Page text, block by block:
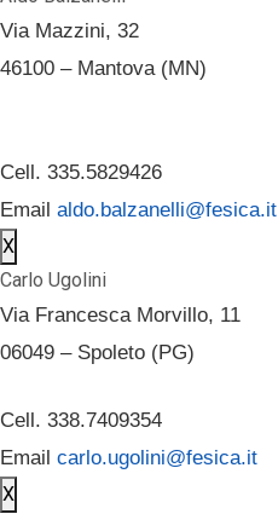
Via Mazzini, 32
46100 – Mantova (MN)
Cell. 335.5829426
Email aldo.balzanelli@fesica.it
X
Carlo Ugolini
Via Francesca Morvillo, 11
06049 – Spoleto (PG)
Cell. 338.7409354
Email carlo.ugolini@fesica.it
X